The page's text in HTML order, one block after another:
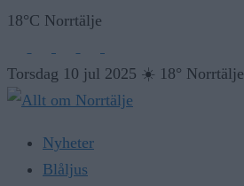
18°C Norrtälje
Torsdag 10 jul 2025 ☀️ 18° Norrtälje
Nyheter
Blåljus